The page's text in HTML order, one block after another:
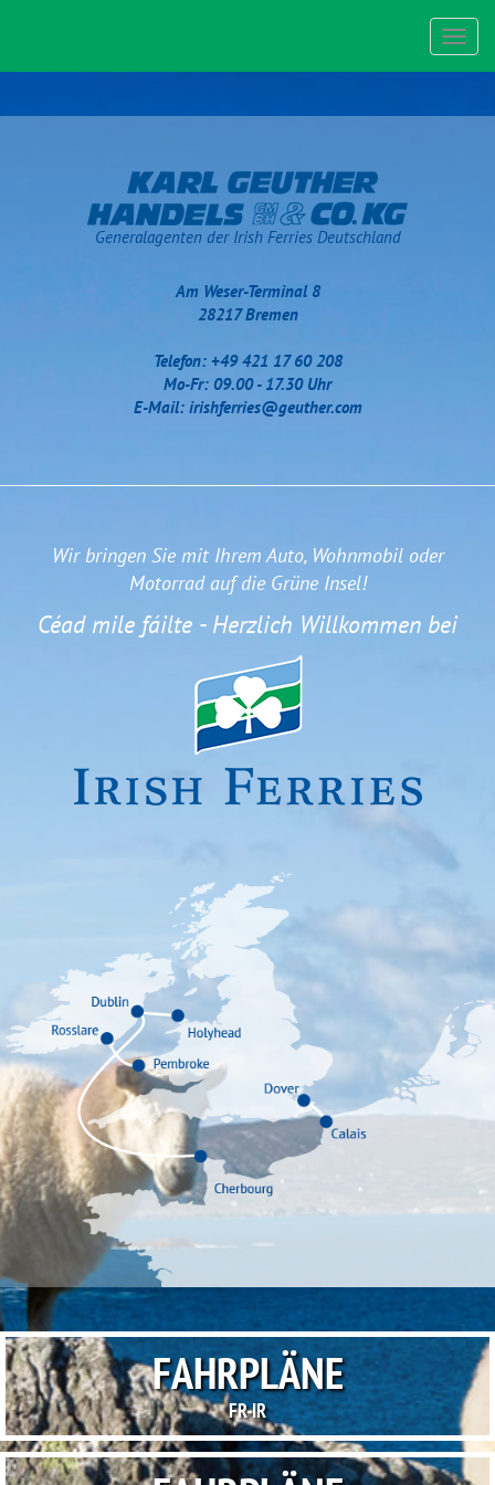
Generalagenten der Irish Ferries Deutschland
Am Weser-Terminal 8
28217 Bremen
Telefon: +49 421 17 60 208
Mo-Fr: 09.00 - 17.30 Uhr
E-Mail: irishferries@geuther.com
Wir bringen Sie mit Ihrem Auto, Wohnmobil oder
Motorrad auf die Grüne Insel!
Céad mile fáilte - Herzlich Willkommen bei
FAHRPLÄNE
FR-IR